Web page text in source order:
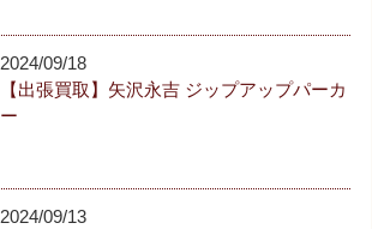
2024/09/18
【出張買取】矢沢永吉 ジップアップパーカ
ー
2024/09/13